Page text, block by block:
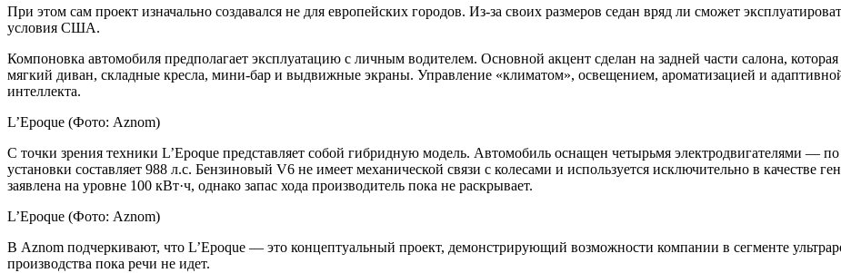
При этом сам проект изначально создавался не для европейских городов. Из-за своих размеров седан вряд ли сможет
условия США.
Компоновка автомобиля предполагает эксплуатацию с личным водителем. Основной акцент сделан на задней части салона,
мягкий диван, складные кресла, мини-бар и выдвижные экраны. Управление «климатом», освещением, ароматизацией и
интеллекта.
L’Epoque (Фото: Aznom)
С точки зрения техники L’Epoque представляет собой гибридную модель. Автомобиль оснащен четырьмя электродвигателями —
установки составляет 988 л.с. Бензиновый V6 не имеет механической связи с колесами и используется исключительно в качестве
заявлена на уровне 100 кВт·ч, однако запас хода производитель пока не раскрывает.
L’Epoque (Фото: Aznom)
В Aznom подчеркивают, что L’Epoque — это концептуальный проект, демонстрирующий возможности компании в сегменте
производства пока речи не идет.